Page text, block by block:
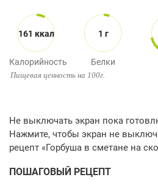
161 ккал
Калорийность
1 г
Белки
Пищевая ценность на 100г.
ПОШАГОВЫЙ РЕЦЕПТ